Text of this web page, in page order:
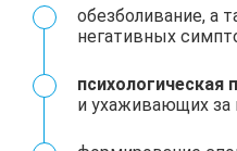
обезболивание, а
негативных
психологическая
и ухаживающих за